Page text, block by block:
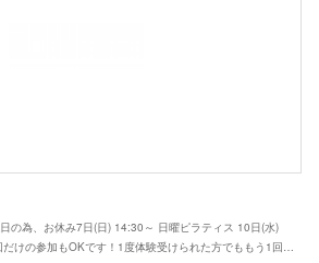
の為、お休み7日(日) 14:30～ 日曜ピラティス 10日(水)
けの参加もOKです！1度体験受けられた方でももう1回…